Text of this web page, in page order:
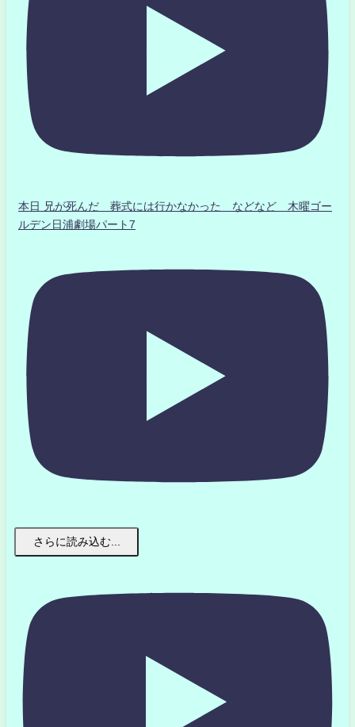
本日 兄が死んだ 葬式には行かなかった などなど 木曜ゴー
ルデン日浦劇場パート7
さらに読み込む...